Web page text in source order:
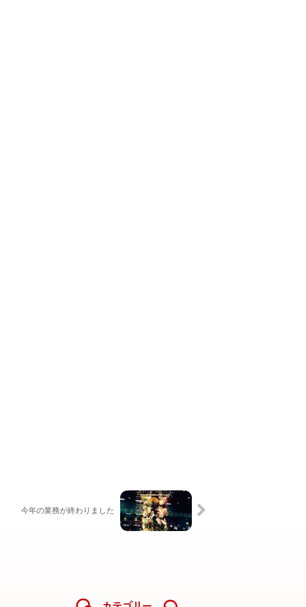
今年の業務が終わりました